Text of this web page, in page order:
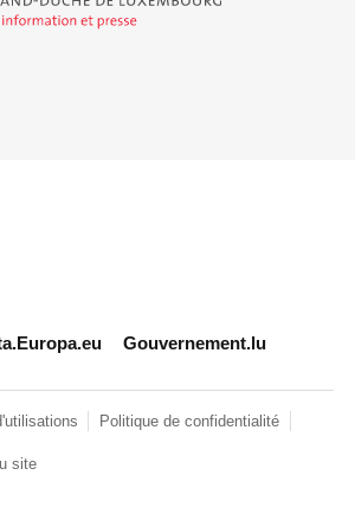
de data.public.lu
Gouvernement.lu
Politique de confidentialité
site